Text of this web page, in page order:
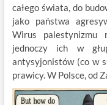
całego świata, do
jako państwa
Wirus palestynizmu
jednoczy ich w
antysyjonistów (co w
prawicy. W Polsce, od